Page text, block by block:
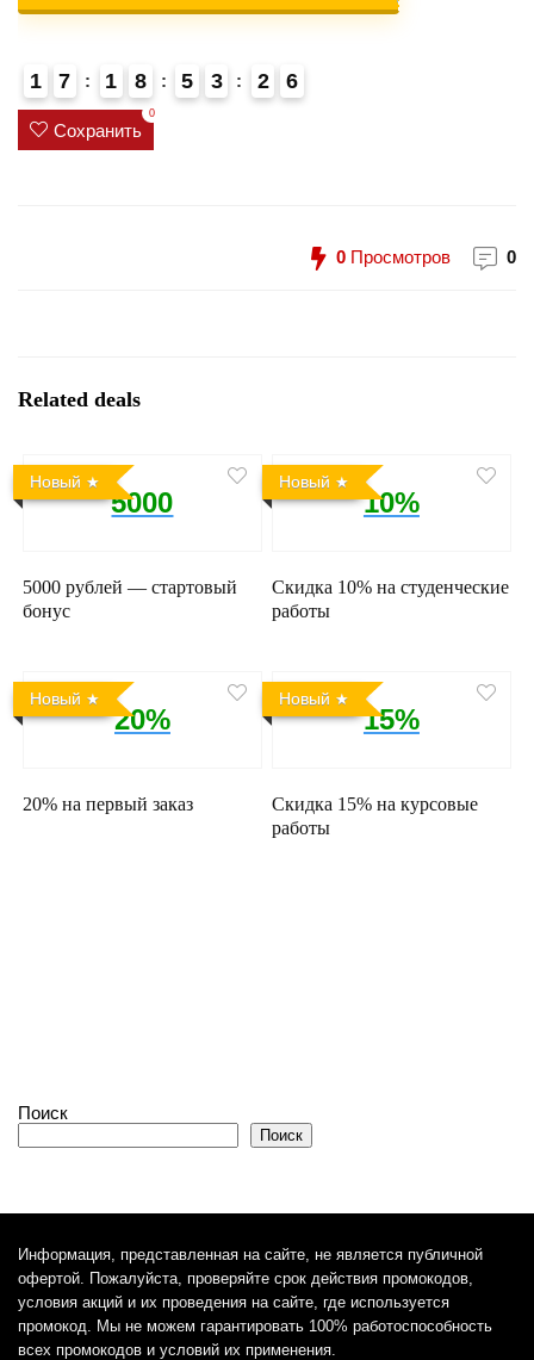
1
4
7 1 8 5 3 2 6
Сохранить
0
0 Просмотров 0
Related deals
Новый
5000
5000 рублей — стартовый
бонус
Новый
10%
Скидка 10% на студенческие
работы
Новый
20%
20% на первый заказ
Новый
15%
Скидка 15% на курсовые
работы
Поиск
Поиск
Информация, представленная на сайте, не является публичной
офертой. Пожалуйста, проверяйте срок действия промокодов,
условия акций и их проведения на сайте, где используется
промокод. Мы не можем гарантировать 100% работоспособность
всех промокодов и условий их применения.